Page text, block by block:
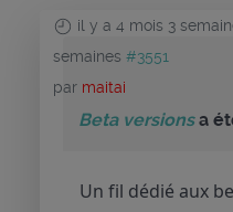
il y a 4 mois 3
semaines #3551
par maitai
Beta versionsa
Un fil dédié aux